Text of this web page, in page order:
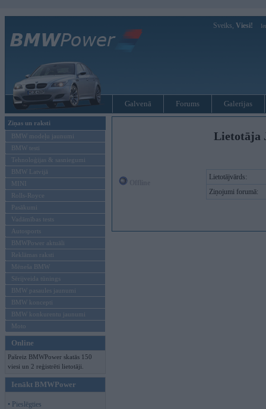
Sveiks, Viesi!
Galvenā Forums Galerijas
Ziņas un raksti
BMW modeļu jaunumi
BMW testi
Tehnoloģijas & sasniegumi
BMW Latvijā
MINI
Rolls-Royce
Pasākumi
Vadāmības tests
Autosports
BMWPower aktuāli
Reklāmas raksti
Mēneša BMW
Sērijveida tūnings
BMW pasaules jaunumi
BMW koncepti
BMW konkurentu jaunumi
Moto
Online
Pašreiz BMWPower skatās 150
viesi un 2 reģistrēti lietotāji.
Ienākt BMWPower
• Pieslēgties
Lietotāja
Lietotājvārds:
Ziņojumi forumā: